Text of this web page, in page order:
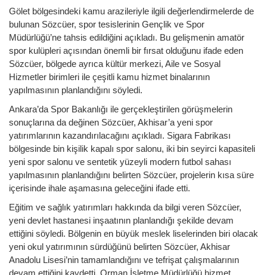
Gölet bölgesindeki kamu arazileriyle ilgili değerlendirmelerde de
bulunan Sözcüer, spor tesislerinin Gençlik ve Spor
Müdürlüğü’ne tahsis edildiğini açıkladı. Bu gelişmenin amatör
spor kulüpleri açısından önemli bir fırsat olduğunu ifade eden
Sözcüer, bölgede ayrıca kültür merkezi, Aile ve Sosyal
Hizmetler birimleri ile çeşitli kamu hizmet binalarının
yapılmasının planlandığını söyledi.
Ankara’da Spor Bakanlığı ile gerçekleştirilen görüşmelerin
sonuçlarına da değinen Sözcüer, Akhisar’a yeni spor
yatırımlarının kazandırılacağını açıkladı. Sigara Fabrikası
bölgesinde bin kişilik kapalı spor salonu, iki bin seyirci kapasiteli
yeni spor salonu ve sentetik yüzeyli modern futbol sahası
yapılmasının planlandığını belirten Sözcüer, projelerin kısa süre
içerisinde ihale aşamasına geleceğini ifade etti.
Eğitim ve sağlık yatırımları hakkında da bilgi veren Sözcüer,
yeni devlet hastanesi inşaatının planlandığı şekilde devam
ettiğini söyledi. Bölgenin en büyük meslek liselerinden biri olacak
yeni okul yatırımının sürdüğünü belirten Sözcüer, Akhisar
Anadolu Lisesi’nin tamamlandığını ve tefrişat çalışmalarının
devam ettiğini kaydetti. Orman İşletme Müdürlüğü hizmet